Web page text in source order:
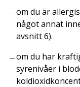
om du är
något annat
avsnitt 6).
om du har
syrenivåer i